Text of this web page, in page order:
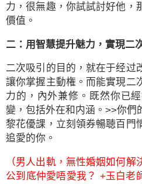
力，很無趣，你試試討好他，
價值。
二：用智慧提升魅力，實現二
二次吸引的目的，就在于经过
讓你掌握主動権。而能實現二
力的，內外兼修。既然你已
變，包括外在和内涵。>>你們
黎花優課，立刻領券暢聴百門
追愛的你。
（男人出軌，無性婚姻如何
公到底仲愛唔愛我？ +玉白老